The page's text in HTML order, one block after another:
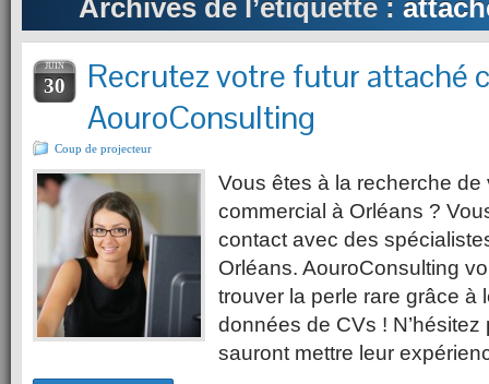
Archives de l’étiquette :
JUIN
30
Recrutez votre futur attaché
AouroConsulting
Coup de projecteur
Vous êtes à la recherche de
commercial à Orléans ?
contact avec des
Orléans. AouroConsulting
trouver la perle rare grâce à
données de CVs !
sauront mettre leur